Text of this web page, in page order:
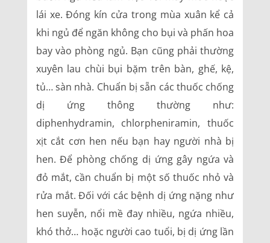
lái xe. Đóng kín cửa trong mùa xuân kể cả
khi ngủ để ngăn không cho bụi và phấn hoa
bay vào phòng ngủ. Bạn cũng phải thường
xuyên lau chùi bụi bặm trên bàn, ghế, kệ,
tủ… sàn nhà. Chuẩn bị sẵn các thuốc chống
dị ứng thông thường như:
diphenhydramin, chlorpheniramin, thuốc
xịt cắt cơn hen nếu bạn hay người nhà bị
hen. Để phòng chống dị ứng gây ngứa và
đỏ mắt, cần chuẩn bị một số thuốc nhỏ và
rửa mắt. Đối với các bệnh dị ứng nặng như
hen suyễn, nổi mề đay nhiều, ngứa nhiều,
khó thở… hoặc người cao tuổi, bị dị ứng lần